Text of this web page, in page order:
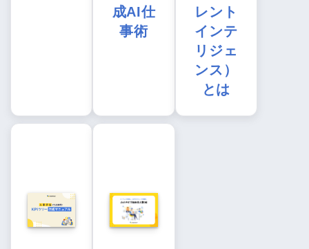
成AI仕
事術
レント
インテ
リジェ
ンス）
とは